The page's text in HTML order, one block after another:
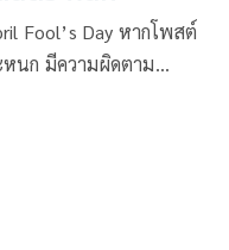
Fool’s Day หากโพสต์
หนก มีความผิดตาม